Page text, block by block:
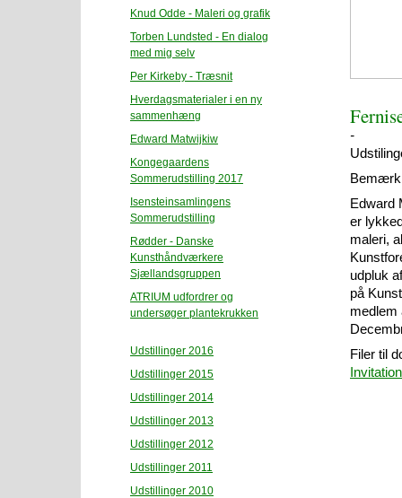
Knud Odde - Maleri og grafik
Torben Lundsted - En dialog
med mig selv
Per Kirkeby - Træsnit
Hverdagsmaterialer i en ny
sammenhæng
Edward Matwijkiw
Kongegaardens
Sommerudstilling 2017
Isensteinsamlingens
Sommerudstilling
Rødder - Danske
Kunsthåndværkere
Sjællandsgruppen
ATRIUM udfordrer og
undersøger plantekrukken
Udstillinger 2016
Udstillinger 2015
Udstillinger 2014
Udstillinger 2013
Udstillinger 2012
Udstillinger 2011
Udstillinger 2010
-
Edward
er
maleri,
udpluk
på
medlem
Filer til